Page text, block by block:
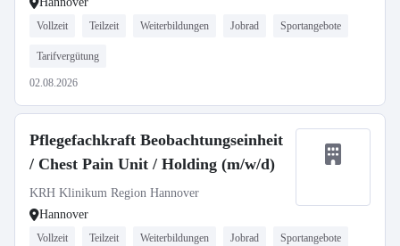
Vollzeit Teilzeit Weiterbildungen Jobrad Sportangebote
Tarifvergütung
02.08.2026
Pflegefachkraft Beobachtungseinheit
/ Chest Pain Unit / Holding (m/w/d)
KRH Klinikum Region Hannover
Hannover
Vollzeit Teilzeit Weiterbildungen Jobrad Sportangebote